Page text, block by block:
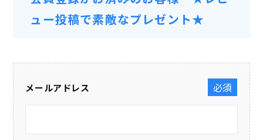
ュー投稿で素敵なプレゼント★
メールアドレス
(必須)